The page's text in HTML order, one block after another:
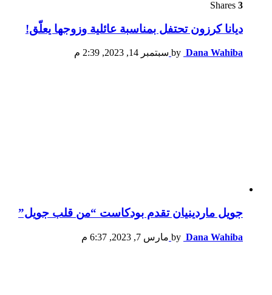
3
ديانا كرزون تحتفل بمناسبة عائلية وزوجها يعلّق!
by Dana Wahiba سبتمبر 14, 2023, 2:39 م
جويل ماردينيان تقدم بودكاست “من قلب جويل”
by Dana Wahiba مارس 7, 2023, 6:37 م